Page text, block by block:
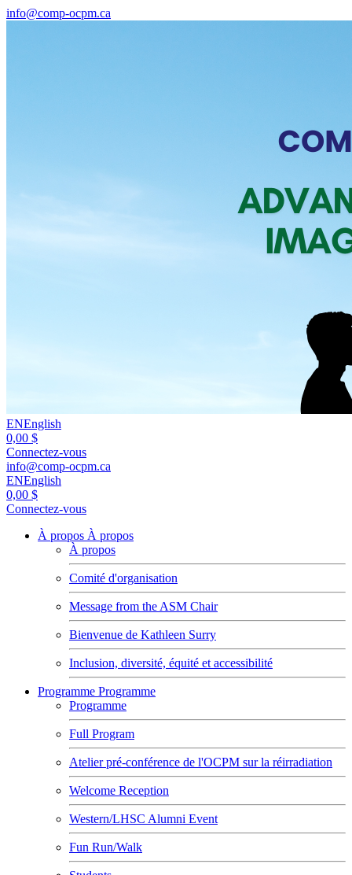
info@comp-ocpm.ca
ENEnglish
0,00 $
Connectez-vous
info@comp-ocpm.ca
ENEnglish
0,00 $
Connectez-vous
À propos À propos
À propos
Comité d'organisation
Message from the ASM Chair
Bienvenue de Kathleen Surry
Inclusion, diversité, équité et accessibilité
Programme Programme
Programme
Full Program
Atelier pré-conférence de l'OCPM sur la réirradiation
Welcome Reception
Western/LHSC Alumni Event
Fun Run/Walk